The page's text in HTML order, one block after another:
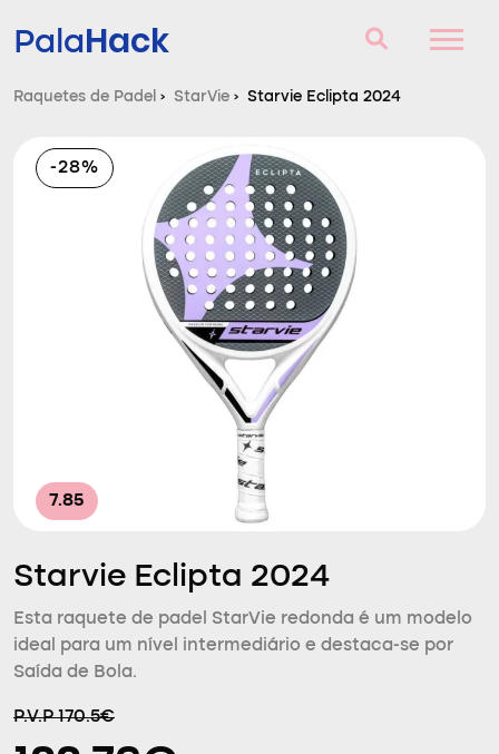
PalaHack
Perguntas e respostas
Comparador
Raquetes de Padel › StarVie › Starvie Eclipta 2024
-28%
7.85
Starvie Eclipta 2024
Esta raquete de padel StarVie redonda é um modelo
ideal para um nível intermediário e destaca-se por
Saída de Bola.
P.V.P 170.5€